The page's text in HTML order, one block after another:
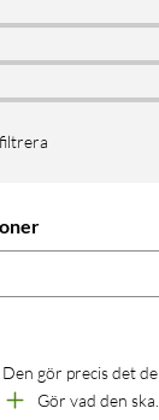
Den gör precis det
Gör vad den ska.